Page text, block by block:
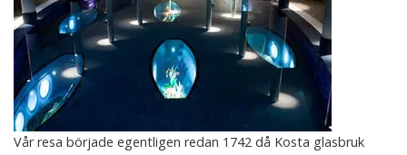
Vår resa började egentligen redan 1742 då Kosta glasbruk